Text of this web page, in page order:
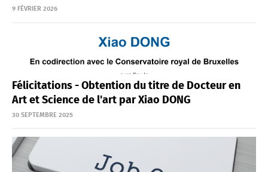
9 FÉVRIER 2026
Félicitations - Obtention du titre de Docteur en
Art et Science de l'art par Xiao DONG
30 SEPTEMBRE 2025